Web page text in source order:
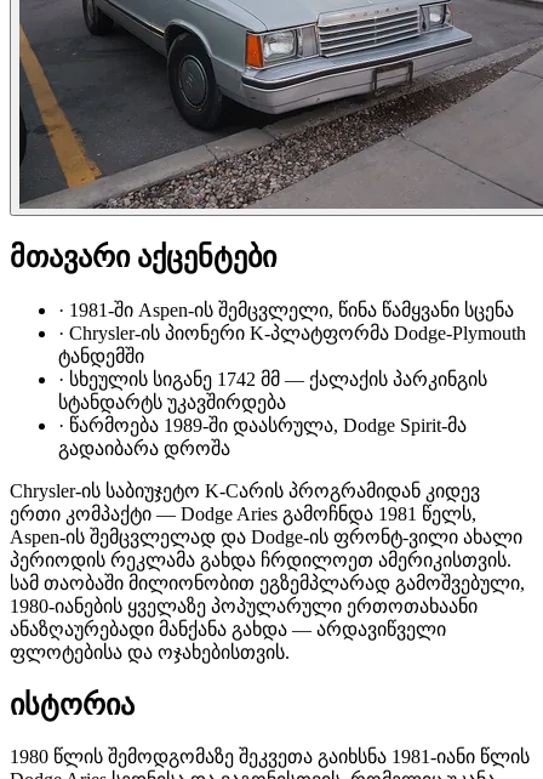
მთავარი აქცენტები
· 1981-ში Aspen-ის შემცვლელი, წინა წამყვანი სცენა
· Chrysler-ის პიონერი K-პლატფორმა Dodge-Plymouth
ტანდემში
· სხეულის სიგანე 1742 მმ — ქალაქის პარკინგის
სტანდარტს უკავშირდება
· წარმოება 1989-ში დაასრულა, Dodge Spirit-მა
გადაიბარა დროშა
Chrysler-ის საბიუჯეტო K-Cარის პროგრამიდან კიდევ
ერთი კომპაქტი — Dodge Aries გამოჩნდა 1981 წელს,
Aspen-ის შემცვლელად და Dodge-ის ფრონტ-ვილი ახალი
პერიოდის რეკლამა გახდა ჩრდილოეთ ამერიკისთვის.
სამ თაობაში მილიონობით ეგზემპლარად გამოშვებული,
1980-იანების ყველაზე პოპულარული ერთოთახაანი
ანაზღაურებადი მანქანა გახდა — არდავიწველი
ფლოტებისა და ოჯახებისთვის.
ისტორია
1980 წლის შემოდგომაზე შეკვეთა გაიხსნა 1981-იანი წლის